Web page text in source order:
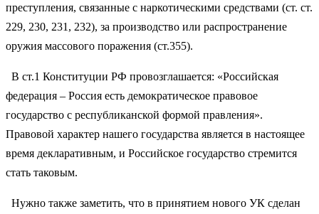
преступления, связанные с наркотическими средствами (ст. ст.
229, 230, 231, 232), за производство или распространение
оружия массового поражения (ст.355).
В ст.1 Конституции РФ провозглашается: «Российская
федерация – Россия есть демократическое правовое
государство с республиканской формой правления».
Правовой характер нашего государства является в настоящее
время декларативным, и Российское государство стремится
стать таковым.
Нужно также заметить, что в принятием нового УК сделан